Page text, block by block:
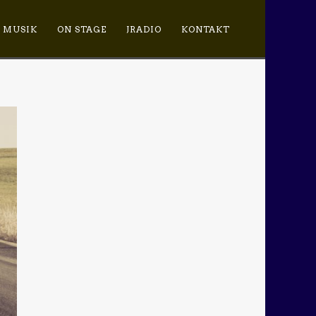
MUSIK ON STAGE JRADIO KONTAKT